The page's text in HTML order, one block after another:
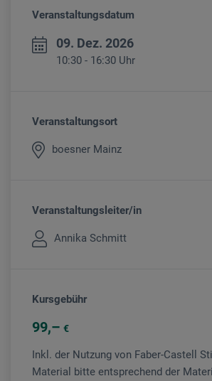
Veranstaltungsdatum
09. Dez. 2026
10:30 - 16:30 Uhr
Veranstaltungsort
boesner Mainz
Veranstaltungsleiter/in
Annika Schmitt
Kursgebühr
99 €
Inkl. der Nutzung von Faber-Castell
Material bitte entsprechend der